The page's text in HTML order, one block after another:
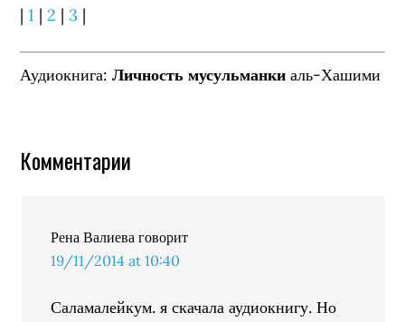
|1 |2 | 3 |
Аудиокнига:Личность мусульманки аль-Хашими
Комментарии
Рена Валиева говорит
19/11/2014 at 10:40
Саламалейкум. я скачала аудиокнигу. Но